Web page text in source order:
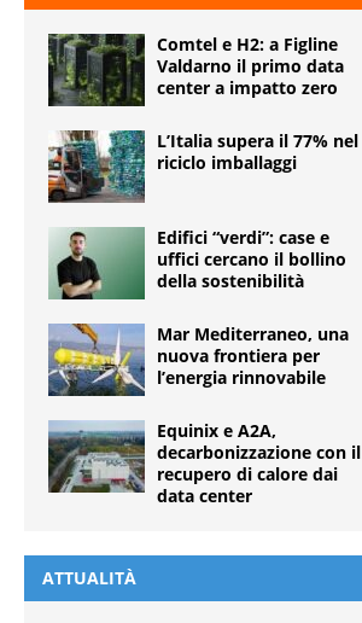
Comtel e H2: a Figline
Valdarno il primo data
center a impatto zero
L’Italia supera il 77% nel
riciclo imballaggi
Edifici “verdi”: case e
uffici cercano il bollino
della sostenibilità
Mar Mediterraneo, una
nuova frontiera per
l’energia rinnovabile
Equinix e A2A,
decarbonizzazione con il
recupero di calore dai
data center
ATTUALITÀ